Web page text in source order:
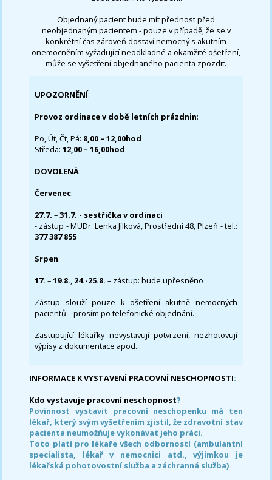
Objednaný pacient bude mít přednost před
neobjednaným pacientem - pouze v případě, že se v
konkrétní čas zároveň dostaví nemocný s akutním
onemocněním vyžadující neodkladné a okamžité ošetření,
může se vyšetření objednaného pacienta zpozdit.
UPOZORNĚNÍ:
Provoz ordinace v době letních prázdnin:
Po, Út, Čt, Pá: 8,00 – 12,00hod
Středa:12,00 – 16,00hod
DOVOLENÁ:
Červenec:
27.7.–31.7. - sestřička v ordinaci
- zástup - MUDr. Lenka Jílková, Prostřední 48, Plzeň - tel.:
377 387 855
Srpen:
17. –19.8., 24.-25.8. – zástup: bude upřesněno
Zástup slouží pouze k ošetření akutně nemocných
pacientů – prosím po telefonické objednání.
Zastupující lékařky nevystavují potvrzení, nezhotovují
výpisy z dokumentace apod..
INFORMACE K VYSTAVENÍ PRACOVNÍ NESCHOPNOSTI:
Kdo vystavuje pracovní neschopnost?
Povinnost vystavit pracovní neschopenku má ten
lékař, který svým vyšetřením zjistil, že zdravotní stav
pacienta neumožňuje vykonávat jeho práci.
Toto platí pro lékaře všech odborností (ambulantní
specialista, lékař v nemocnici atd., výjimkou je
lékařská pohotovostní služba a záchranná služba)